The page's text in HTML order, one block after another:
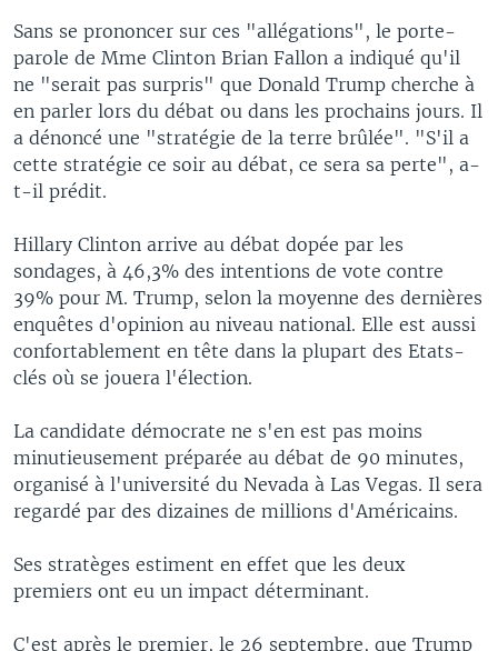
Sans se prononcer sur ces "allégations", le porte-
parole de Mme Clinton Brian Fallon a indiqué qu'il
ne "serait pas surpris" que Donald Trump cherche à
en parler lors du débat ou dans les prochains jours. Il
a dénoncé une "stratégie de la terre brûlée". "S'il a
cette stratégie ce soir au débat, ce sera sa perte", a-
t-il prédit.
Hillary Clinton arrive au débat dopée par les
sondages, à 46,3% des intentions de vote contre
39% pour M. Trump, selon la moyenne des dernières
enquêtes d'opinion au niveau national. Elle est aussi
confortablement en tête dans la plupart des Etats-
clés où se jouera l'élection.
La candidate démocrate ne s'en est pas moins
minutieusement préparée au débat de 90 minutes,
organisé à l'université du Nevada à Las Vegas. Il sera
regardé par des dizaines de millions d'Américains.
Ses stratèges estiment en effet que les deux
premiers ont eu un impact déterminant.
C'est après le premier, le 26 septembre, que Trump